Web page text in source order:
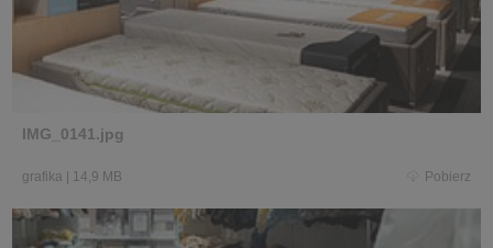
IMG_0141.jpg
grafika 14,9 MB Pobierz